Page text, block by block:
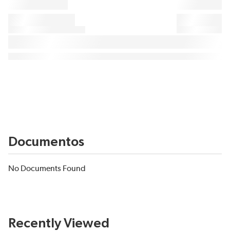
Documentos
No Documents Found
Recently Viewed